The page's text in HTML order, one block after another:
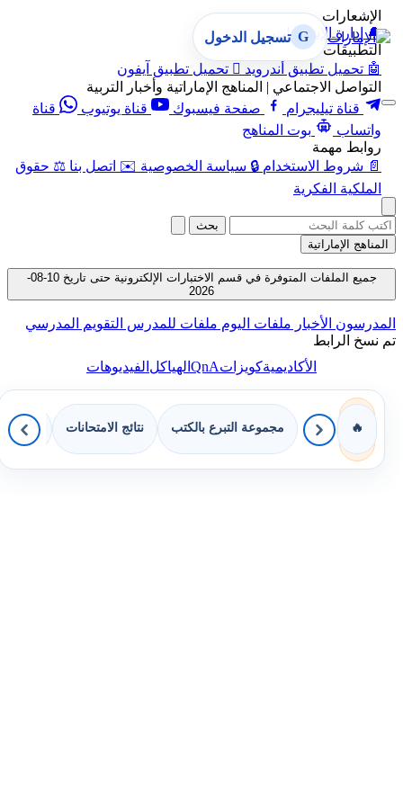
الإشعارات
🔔 إدارة الإشعارات
التطبيقات
🤖 تحميل تطبيق أندرويد  تحميل تطبيق آيفون
التواصل الاجتماعي | المناهج الإماراتية وأخبار التربية
قناة تيليجرام
صفحة فيسبوك قناة يوتيوب
قناة
واتساب
بوت المناهج
روابط مهمة
📄 شروط الاستخدام 🔒 سياسة الخصوصية ✉️ اتصل بنا ⚖️ حقوق
الملكية الفكرية
G تسجيل الدخول
بحث
المناهج الإماراتية
جميع الملفات المتوفرة في قسم الاختبارات الإلكترونية حتى تاريخ 10-08-
2026
المدرسون الأخبار ملفات اليوم ملفات للمدرس التقويم المدرسي
تم نسخ الرابط
الأكاديميةكويزاتQnAالهياكل الفيديوهات
🔥 مجموعة التبرع بالكتب نتائج الامتحانات